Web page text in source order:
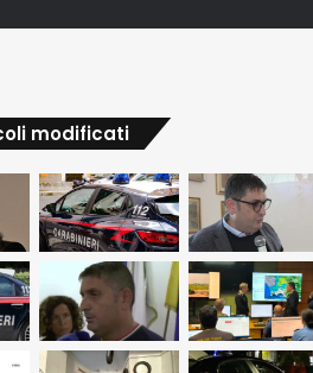
modificati